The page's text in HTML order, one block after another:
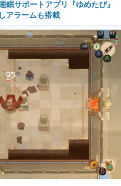
サポートアプリ『ゆめたび』
アラームも搭載